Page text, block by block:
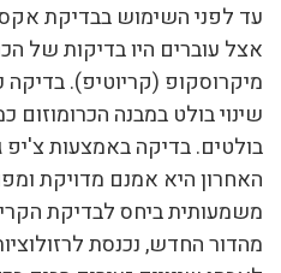
עד לפני השימוש בבדיקת
אצל עוברים היו בדיקות של
מיקרוסקופ (קריוטיפ).
שינוי בולט במבנה הכרומוזום
האחרון היא אמנם מדויקת
משמעותית ביחס לבדיקת
מהדור החדש, נכנסת